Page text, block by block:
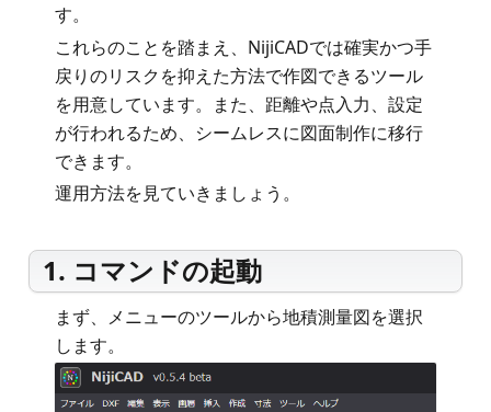
す。
これらのことを踏まえ、NijiCADでは確実かつ手
戻りのリスクを抑えた方法で作図できるツール
を用意しています。また、距離や点入力、設定
が行われるため、シームレスに図面制作に移行
できます。
運用方法を見ていきましょう。
1. コマンドの起動
まず、メニューのツールから地積測量図を選択
します。